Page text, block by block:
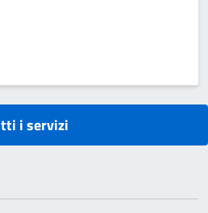
IN FAVORE DI CITTADINO
i servizi